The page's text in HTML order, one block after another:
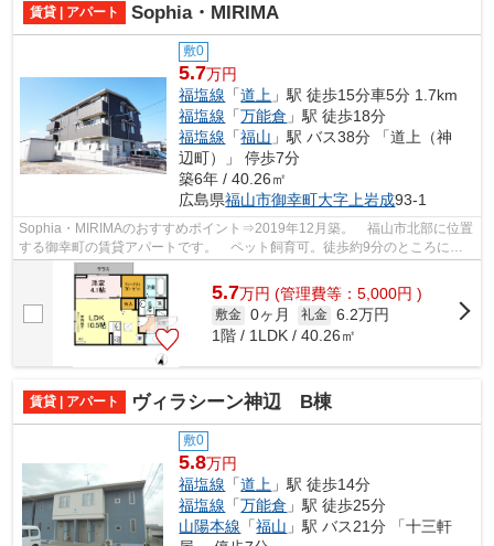
賃貸 | アパート Sophia・MIRIMA
敷0
5.7万円
福塩線 「道上 」駅 徒歩15分車5分 1.7km
福塩線 「万能倉 」駅 徒歩18分
福塩線 「福山 」駅 バス38分 「道上（神
辺町）」 停歩7分
築6年 / 40.26㎡
広島県福山市御幸町大字上岩成93-1
Sophia・MIRIMAのおすすめポイント⇒2019年12月築。 福山市北部に位置
する御幸町の賃貸アパートです。 ペット飼育可。徒歩約9分のところには
コンビニエンスストアがあり、徒歩約12分...
5.7万円 (管理費等：5,000円 )
敷金 0ヶ月 礼金 6.2万円
1階 / 1LDK / 40.26㎡
賃貸 | アパート ヴィラシーン神辺 B棟
敷0
5.8万円
福塩線 「道上 」駅 徒歩14分
福塩線 「万能倉 」駅 徒歩25分
山陽本線 「福山 」駅 バス21分 「十三軒